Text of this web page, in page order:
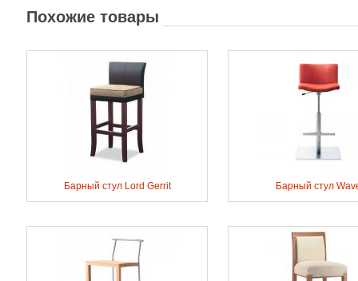
Похожие товары
Барный стул Lord Gerrit Барный стул